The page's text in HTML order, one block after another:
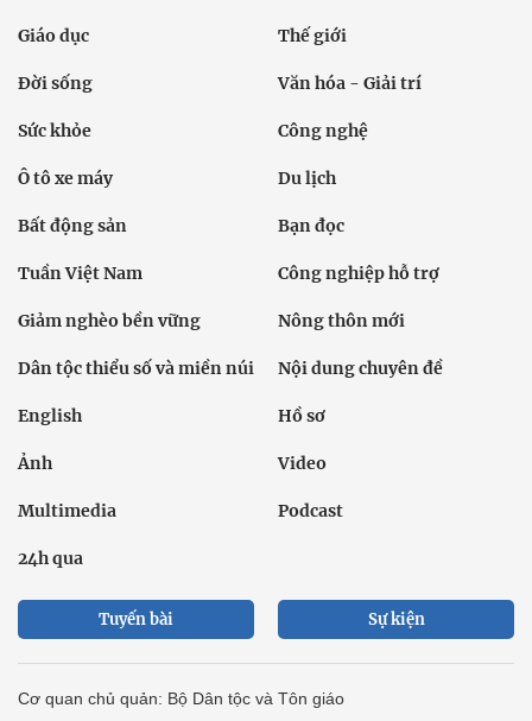
Giáo dục Thế giới
Đời sống Văn hóa - Giải trí
Sức khỏe Công nghệ
Ô tô xe máy Du lịch
Bất động sản Bạn đọc
Tuần Việt Nam Công nghiệp hỗ trợ
Giảm nghèo bền vững Nông thôn mới
Dân tộc thiểu số và miền núi Nội dung chuyên đề
English Hồ sơ
Ảnh Video
Multimedia Podcast
24h qua
Tuyến bài Sự kiện
Cơ quan chủ quản: Bộ Dân tộc và Tôn giáo